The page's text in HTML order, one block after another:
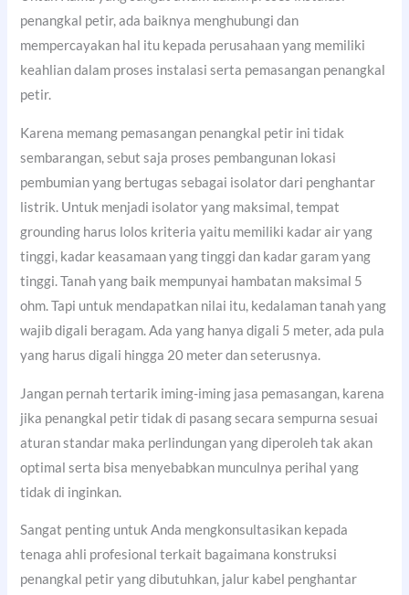
penangkal petir, ada baiknya menghubungi dan
mempercayakan hal itu kepada perusahaan yang memiliki
keahlian dalam proses instalasi serta pemasangan penangkal
petir.
Karena memang pemasangan penangkal petir ini tidak
sembarangan, sebut saja proses pembangunan lokasi
pembumian yang bertugas sebagai isolator dari penghantar
listrik. Untuk menjadi isolator yang maksimal, tempat
grounding harus lolos kriteria yaitu memiliki kadar air yang
tinggi, kadar keasamaan yang tinggi dan kadar garam yang
tinggi. Tanah yang baik mempunyai hambatan maksimal 5
ohm. Tapi untuk mendapatkan nilai itu, kedalaman tanah yang
wajib digali beragam. Ada yang hanya digali 5 meter, ada pula
yang harus digali hingga 20 meter dan seterusnya.
Jangan pernah tertarik iming-iming jasa pemasangan, karena
jika penangkal petir tidak di pasang secara sempurna sesuai
aturan standar maka perlindungan yang diperoleh tak akan
optimal serta bisa menyebabkan munculnya perihal yang
tidak di inginkan.
Sangat penting untuk Anda mengkonsultasikan kepada
tenaga ahli profesional terkait bagaimana konstruksi
penangkal petir yang dibutuhkan, jalur kabel penghantar